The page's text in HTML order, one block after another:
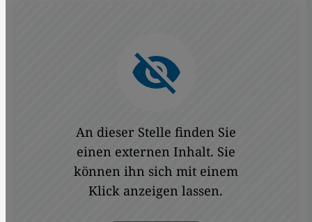
An dieser Stelle finden Sie
einen externen Inhalt. Sie
können ihn sich mit einem
Klick anzeigen lassen.